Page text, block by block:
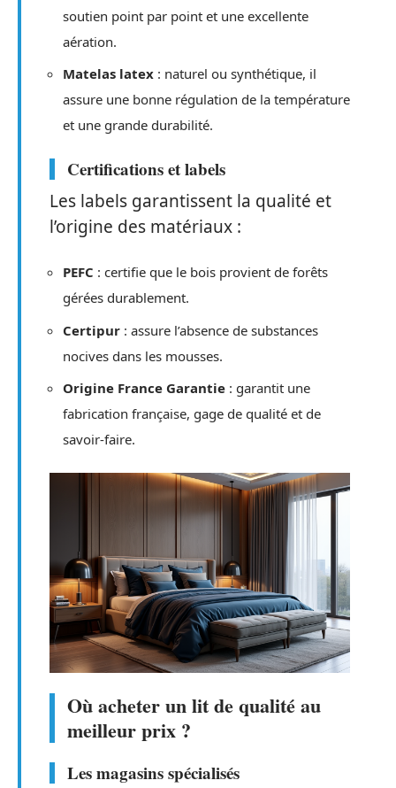
soutien point par point et une excellente
aération.
Matelas latex : naturel ou synthétique, il
assure une bonne régulation de la température
et une grande durabilité.
Certifications et labels
Les labels garantissent la qualité et
l’origine des matériaux :
PEFC : certifie que le bois provient de forêts
gérées durablement.
Certipur : assure l’absence de substances
nocives dans les mousses.
Origine France Garantie : garantit une
fabrication française, gage de qualité et de
savoir-faire.
Où acheter un lit de qualité au
meilleur prix ?
Les magasins spécialisés